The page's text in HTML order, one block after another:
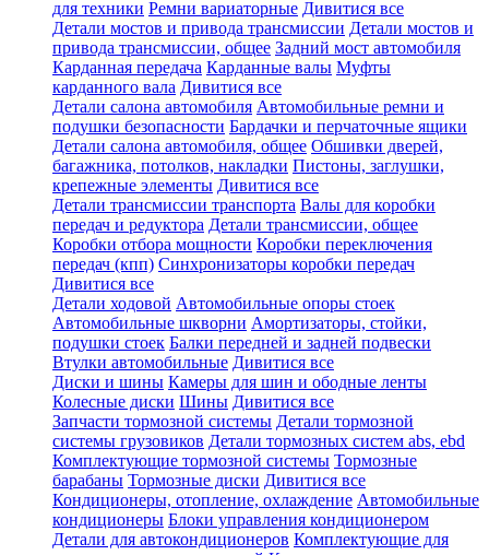
для техники Ремни вариаторные Дивитися все
Детали мостов и привода трансмиссии Детали мостов и
привода трансмиссии, общее Задний мост автомобиля
Карданная передача Карданные валы Муфты
карданного вала Дивитися все
Детали салона автомобиля Автомобильные ремни и
подушки безопасности Бардачки и перчаточные ящики
Детали салона автомобиля, общее Обшивки дверей,
багажника, потолков, накладки Пистоны, заглушки,
крепежные элементы Дивитися все
Детали трансмиссии транспорта Валы для коробки
передач и редуктора Детали трансмиссии, общее
Коробки отбора мощности Коробки переключения
передач (кпп) Синхронизаторы коробки передач
Дивитися все
Детали ходовой Автомобильные опоры стоек
Автомобильные шкворни Амортизаторы, стойки,
подушки стоек Балки передней и задней подвески
Втулки автомобильные Дивитися все
Диски и шины Камеры для шин и ободные ленты
Колесные диски Шины Дивитися все
Запчасти тормозной системы Детали тормозной
системы грузовиков Детали тормозных систем abs, ebd
Комплектующие тормозной системы Тормозные
барабаны Тормозные диски Дивитися все
Кондиционеры, отопление, охлаждение Автомобильные
кондиционеры Блоки управления кондиционером
Детали для автокондиционеров Комплектующие для